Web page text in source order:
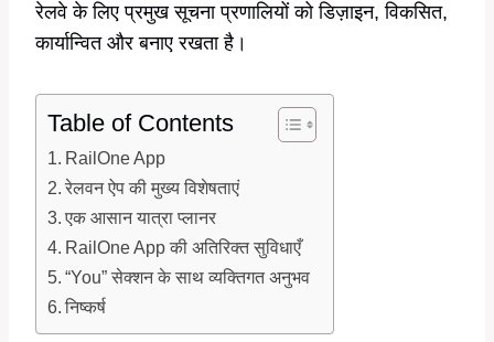
रेलवे के लिए प्रमुख सूचना प्रणालियों को डिज़ाइन, विकसित,
कार्यान्वित और बनाए रखता है।
Table of Contents
RailOne App
रेलवन ऐप की मुख्य विशेषताएं
एक आसान यात्रा प्लानर
RailOne App की अतिरिक्त सुविधाएँ
“You” सेक्शन के साथ व्यक्तिगत अनुभव
निष्कर्ष